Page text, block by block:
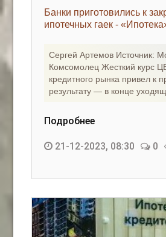
Банки приготовились к
ипотечных гаек -
Сергей Артемов Источник:
Комсомолец Жесткий курс
кредитного рынка привел к
результату — в конце
Подробнее
21-12-2023, 08:30 0